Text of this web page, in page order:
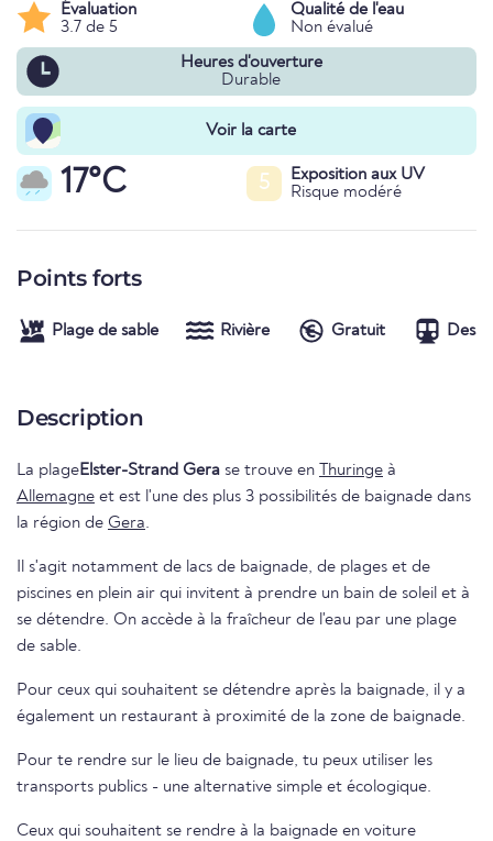
Évaluation
3.7 de 5
Qualité de l'eau
Non évalué
Heures d'ouverture
Durable
Voir la carte
17°C 5
Exposition aux UV
Risque modéré
Points forts
Plage de sable Rivière Gratuit
Description
La plageElster-Strand Gera se trouve en Thuringe à
Allemagne et est l'une des plus 3 possibilités de baignade dans
la région de Gera.
Il s'agit notamment de lacs de baignade, de plages et de
piscines en plein air qui invitent à prendre un bain de soleil et à
se détendre. On accède à la fraîcheur de l'eau par une plage
de sable.
Pour ceux qui souhaitent se détendre après la baignade, il y a
également un restaurant à proximité de la zone de baignade.
Pour te rendre sur le lieu de baignade, tu peux utiliser les
transports publics - une alternative simple et écologique.
Ceux qui souhaitent se rendre à la baignade en voiture